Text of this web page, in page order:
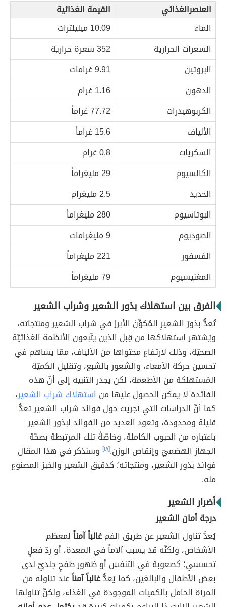
العنصرالغذائي
القيمة الغذائية
الماء
10.09 ميليلترات
السعرات الحرارية
352 سعرة حرارية
البروتين
9.91 غرامات
الدهون
1.16 غرام
الكربوهيدرات
77.72 غراماً
الألياف
15.6 غراماً
السكريات
0.8 غرام
الكالسيوم
29 مليغراماً
الحديد
2.5 مليغرام
البوتاسيوم
280 مليغراماً
الصوديوم
9 مليغرامات
الفسفور
221 مليغراماً
المغنيسيوم
79 مليغراماً
الفرق بين استهلاك بذور الشعير وشراب الشعير
تُعدُّ بذورُ الشعيرِ المُكوِّنَ الأبرزَ في شراب الشعير ومنتجاته،
ويُشتهر استهلاكها من قِبل الذين يتّبعون الأنظمة الغذائيّة
الصحيّة، وذلك لارتفاع محتواها من الألياف، ممّا يساهم في
تحسين حركة الأمعاء، والشعور بالشبع، وتقليل الكميّة
المُستهلكة من الأطعمة، لكن يجدر التنبيه إلى أنّ هذه
الفائدة لا يمكن الحصول عليها من استهلاك شراب الشعير،
كما أنّ الدراسات التي أجريت حول فوائد شراب الشعير تعدُّ
قليلة ومحدودة، وتعود العديد من الفوائد لبذور الشعير
باعتباره من الحبوب الكاملة، وخاصّةً تلك المرتبطة بصحّة
الجهاز الهضميّ وإنقاص الوزن.[١٨]
وسنذكر في هذا المقال
فوائد بذور الشعير، ومنتجاته؛ كدقيق الشعير والخبز المصنوع
منه.
أضرار الشعير
درجة أمان الشعير
يُعدُّ تناول الشعير عن طريق الفمغالباً آمناًلمعظم
الأشخاص، ولكنّه قد يسبب آلاماً في المعدة، أو ردّ فعلٍ
تحسسي؛ كصعوبة في التنفس أو ظهور طفحٍ جلديّ لدى
بعض الأطفال والبالغين، كما يُعدُّغالباً آمناًعند تناوله من
المرأة الحامل بالكميات الموجودة في الغذاء، ولكنّ تناولها